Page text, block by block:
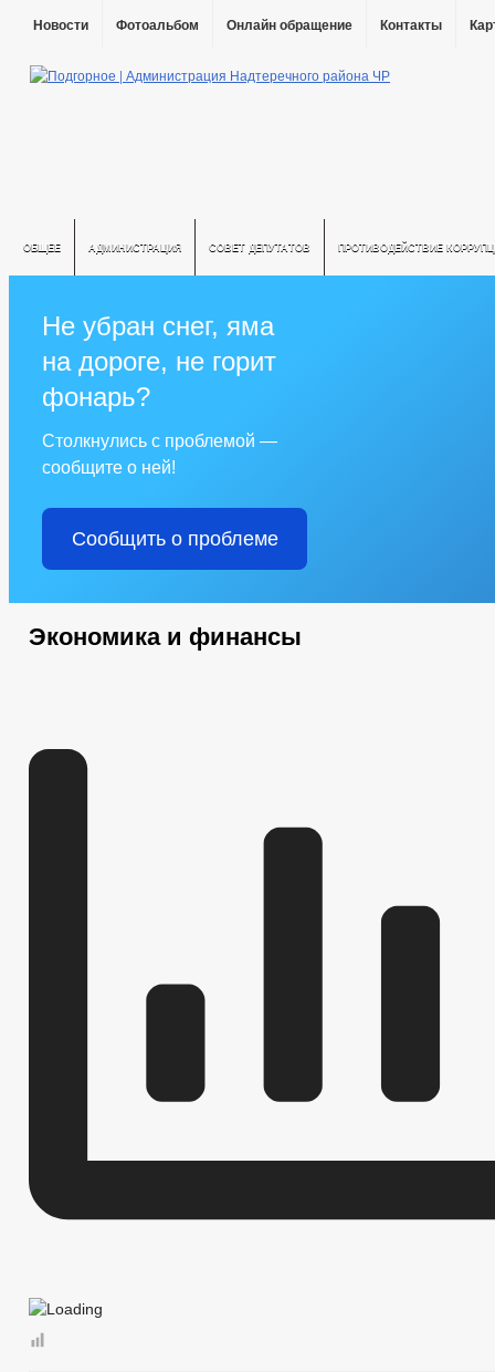
Новости Фотоальбом Онлайн обращение Контакты
ОБЩЕЕ АДМИНИСТРАЦИЯ СОВЕТ ДЕПУТАТОВ ПРОТИВОДЕЙСТВИЕ
Не убран снег, яма
на дороге, не горит
фонарь?
Столкнулись с проблемой —
сообщите о ней!
Сообщить о проблеме
Экономика и финансы